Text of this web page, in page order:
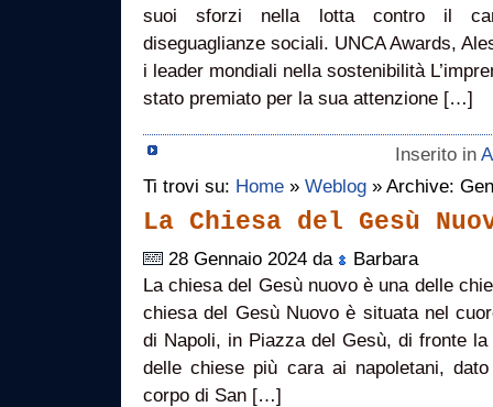
suoi sforzi nella lotta contro il
diseguaglianze sociali. UNCA Awards,
i leader mondiali nella sostenibilità
stato premiato per la sua attenzione […]
Inserito in
Ti trovi su: Home » Weblog » Archive:
La Chiesa del Gesù
28 Gennaio 2024 da
Barbara
La chiesa del Gesù nuovo è una delle
chiesa del Gesù Nuovo è situata nel
di Napoli, in Piazza del Gesù, di fronte la
delle chiese più cara ai napoletani,
corpo di San […]